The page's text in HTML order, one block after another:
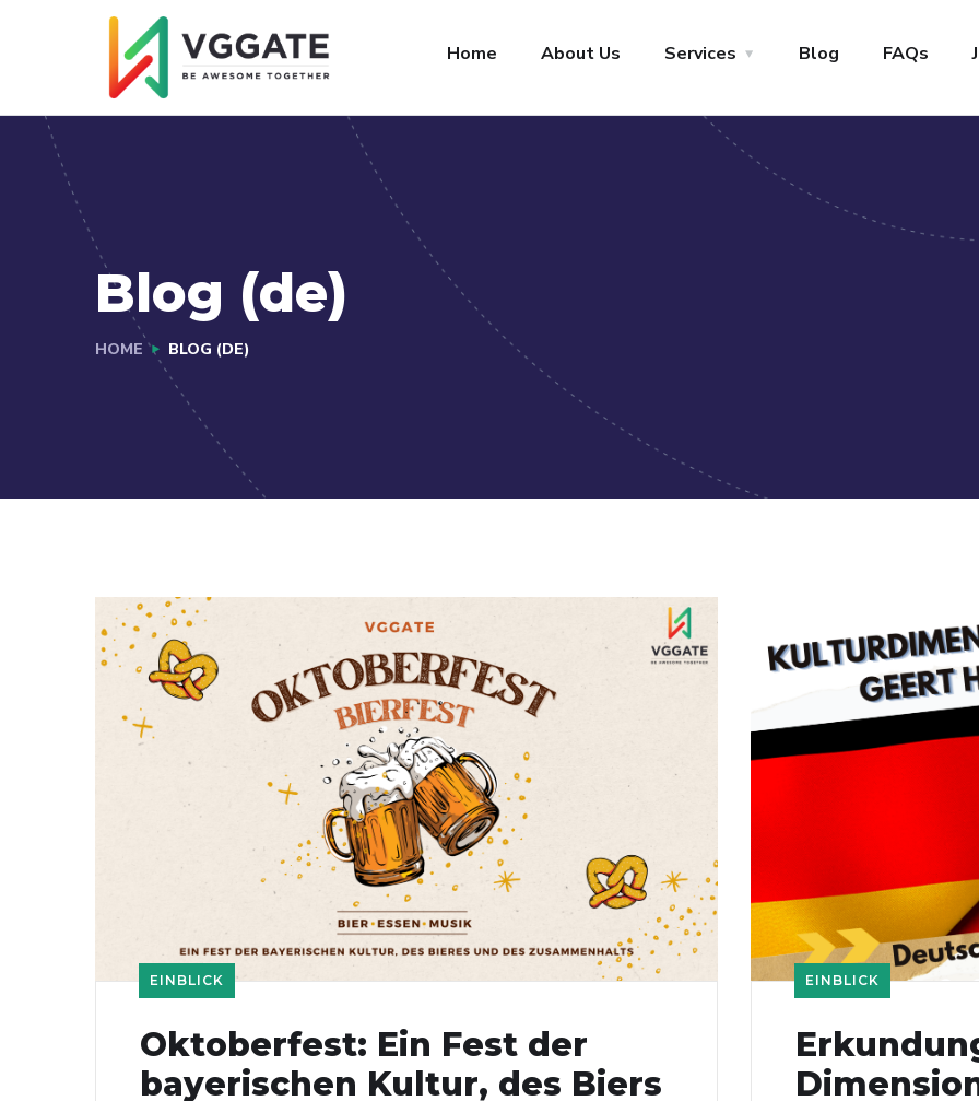
Home About Us Services Blog FAQs
+1-800-456-478-23
Blog (de)
HOME BLOG (DE)
EINBLICK
Oktoberfest: Ein Fest der
bayerischen Kultur, des Biers
EINBLICK